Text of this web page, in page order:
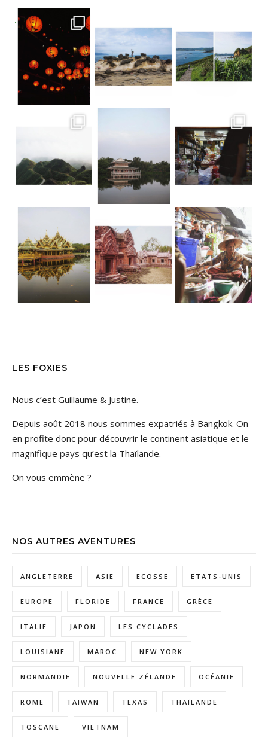
Jiufen • Taïwan Comme un air de Miyaz
• Floating market TGIF ! La bonne nou
LES FOXIES
Nous c’est Guillaume & Justine.
Depuis août 2018 nous sommes expatriés à Bangkok. On
en profite donc pour découvrir le continent asiatique et le
magnifique pays qu’est la Thaïlande.
On vous emmène ?
NOS AUTRES AVENTURES
ANGLETERRE ASIE ECOSSE ETATS-UNIS
EUROPE FLORIDE FRANCE GRÈCE
ITALIE JAPON LES CYCLADES
LOUISIANE MAROC NEW YORK
NORMANDIE NOUVELLE ZÉLANDE OCÉANIE
ROME TAIWAN TEXAS THAÏLANDE
TOSCANE VIETNAM